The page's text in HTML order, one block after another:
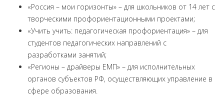
«Россия – мои горизонты» – для школьников от 14 лет с
творческими профориентационными проектами;
«Учить учить: педагогическая профориентация» – для
студентов педагогических направлений с
разработками занятий;
«Регионы – драйверы ЕМП» – для исполнительных
органов субъектов РФ, осуществляющих управление в
сфере образования.